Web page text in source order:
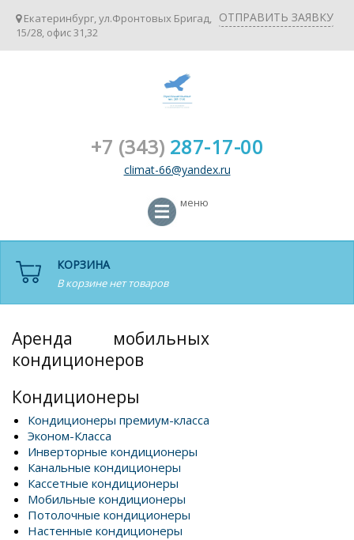
ОТПРАВИТЬ ЗАЯВКУ
Екатеринбург, ул.Фронтовых Бригад,
15/28, офис 31,32
+7 (343) 287-17-00
climat-66@yandex.ru
КОРЗИНА
В корзине нет товаров
меню
Аренда мобильных
кондиционеров
Кондиционеры
Кондиционеры премиум-класса
Эконом-Класса
Инверторные кондиционеры
Канальные кондиционеры
Кассетные кондиционеры
Мобильные кондиционеры
Потолочные кондиционеры
Настенные кондиционеры